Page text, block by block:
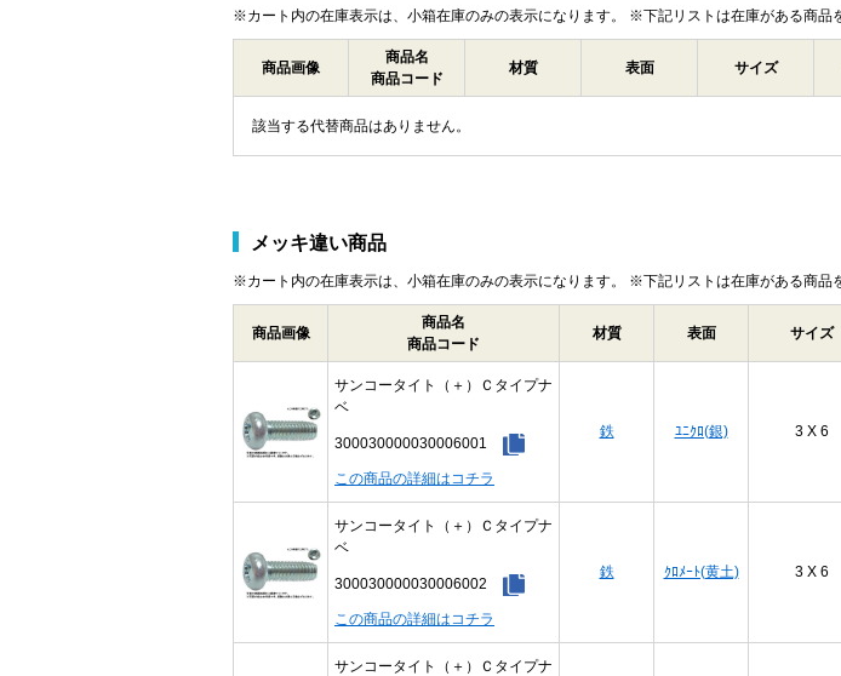
※カート内の在庫表示は、小箱在庫のみの表示になります。 ※下記リストは在庫がある商品
商品画像
商品名
商品コード
材質 表面 サイズ
該当する代替商品はありません。
メッキ違い商品
※カート内の在庫表示は、小箱在庫のみの表示になります。 ※下記リストは在庫がある商品
商品画像
商品名
商品コード
材質 表面 サイズ
サンコータイト（＋）Ｃタイプナ
ベ
300030000030006001
この商品の詳細はコチラ
鉄 ﾕﾆｸﾛ(銀) 3 X 6
サンコータイト（＋）Ｃタイプナ
ベ
300030000030006002
この商品の詳細はコチラ
鉄 ｸﾛﾒｰﾄ(黄土) 3 X 6
サンコータイト（＋）Ｃタイプナ